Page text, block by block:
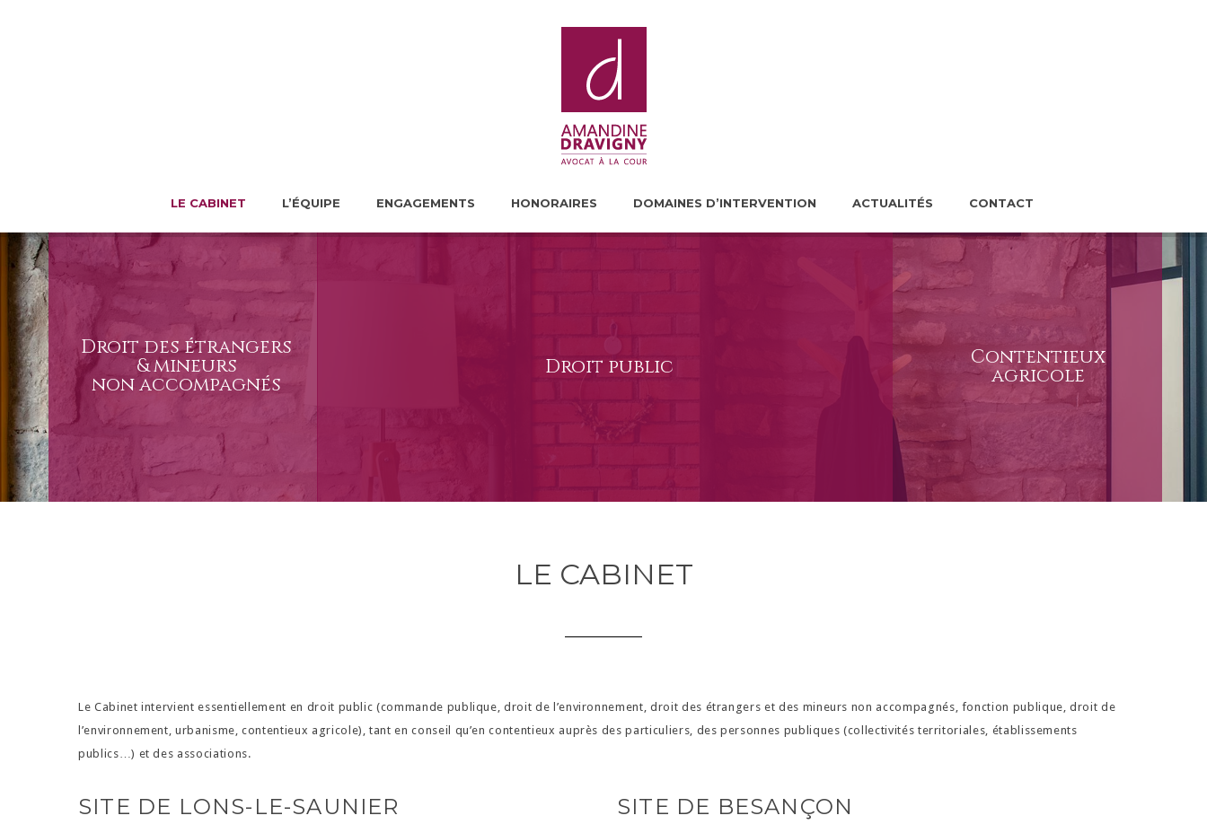
LE CABINET L’ÉQUIPE ENGAGEMENTS HONORAIRES DOMAINES D’INTERVENTION ACTUALITÉS CONTACT
Droit public
Droit des étrangers
& mineurs
non accompagnés
Contentieux
agricole
LE CABINET
Le Cabinet intervient essentiellement en droit public (commande publique, droit de l’environnement, droit des étrangers et des mineurs non accompagnés, fonction publique, droit de
l’environnement, urbanisme, contentieux agricole), tant en conseil qu’en contentieux auprès des particuliers, des personnes publiques (collectivités territoriales, établissements
publics…) et des associations.
SITE DE LONS-LE-SAUNIER SITE DE BESANÇON